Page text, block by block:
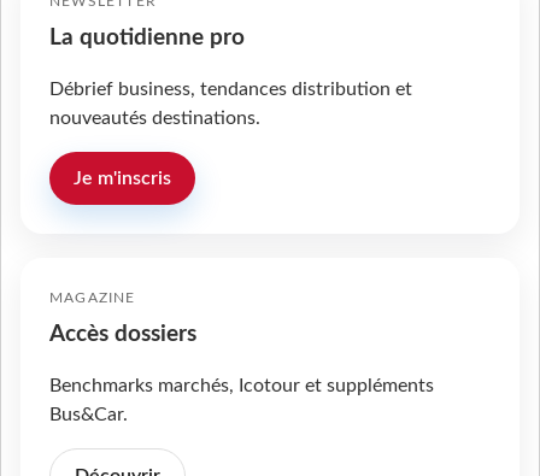
La quotidienne pro
Débrief business, tendances distribution et
nouveautés destinations.
Je m'inscris
MAGAZINE
Accès dossiers
Benchmarks marchés, Icotour et suppléments
Bus&Car.